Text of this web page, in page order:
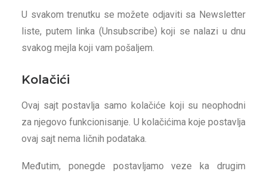
U svakom trenutku se možete odjaviti sa Newsletter
liste, putem linka (Unsubscribe) koji se nalazi u dnu
svakog mejla koji vam pošaljem.
Kolačići
Ovaj sajt postavlja samo kolačiće koji su neophodni
za njegovo funkcionisanje. U kolačićima koje postavlja
ovaj sajt nema ličnih podataka.
Međutim, ponegde postavljamo veze ka drugim